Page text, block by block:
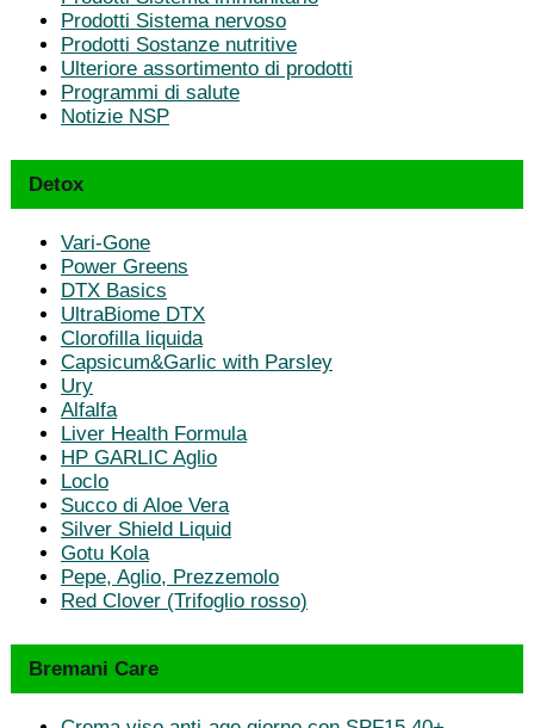
Prodotti Sistema nervoso
Prodotti Sostanze nutritive
Ulteriore assortimento di prodotti
Programmi di salute
Notizie NSP
Detox
Vari-Gone
Power Greens
DTX Basics
UltraBiome DTX
Clorofilla liquida
Capsicum&Garlic with Parsley
Ury
Alfalfa
Liver Health Formula
HP GARLIC Aglio
Loclo
Succo di Aloe Vera
Silver Shield Liquid
Gotu Kola
Pepe, Aglio, Prezzemolo
Red Clover (Trifoglio rosso)
Bremani Care